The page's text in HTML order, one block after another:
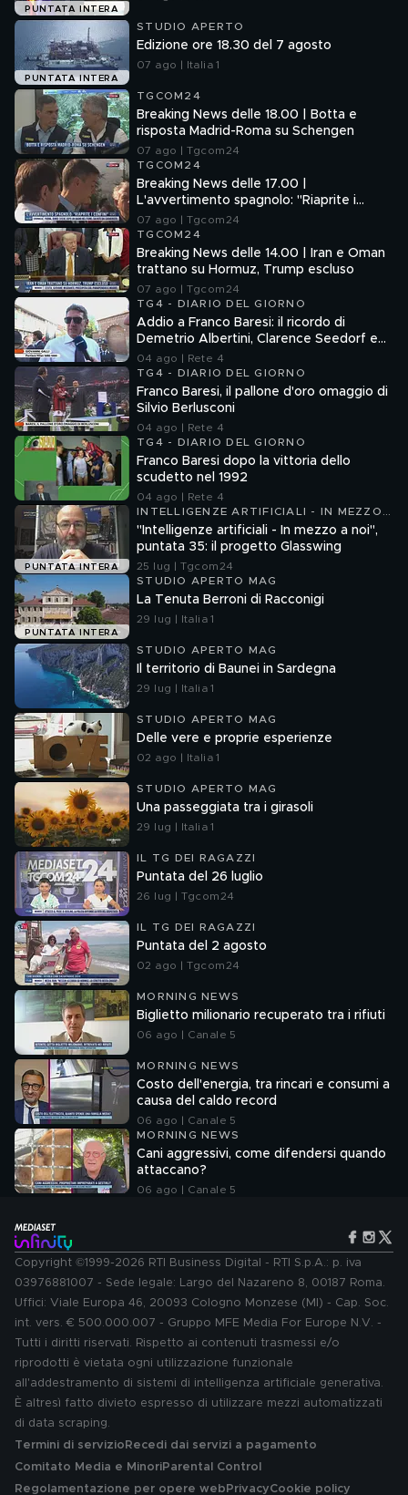
PUNTATA INTERA
PUNTATA INTERA
STUDIO APERTO
Edizione ore 18.30 del 7 agosto
07 ago | Italia 1
TGCOM24
Breaking News delle 18.00 | Botta e
risposta Madrid-Roma su Schengen
07 ago | Tgcom24
TGCOM24
Breaking News delle 17.00 |
L'avvertimento spagnolo: "Riaprite i
confini"
07 ago | Tgcom24
TGCOM24
Breaking News delle 14.00 | Iran e Oman
trattano su Hormuz, Trump escluso
07 ago | Tgcom24
TG4 - DIARIO DEL GIORNO
Addio a Franco Baresi: il ricordo di
Demetrio Albertini, Clarence Seedorf e
Giovanni Galli
04 ago | Rete 4
TG4 - DIARIO DEL GIORNO
Franco Baresi, il pallone d'oro omaggio di
Silvio Berlusconi
04 ago | Rete 4
TG4 - DIARIO DEL GIORNO
Franco Baresi dopo la vittoria dello
scudetto nel 1992
04 ago | Rete 4
PUNTATA INTERA
INTELLIGENZE ARTIFICIALI - IN MEZZO
A NOI
"Intelligenze artificiali - In mezzo a noi",
puntata 35: il progetto Glasswing
25 lug | Tgcom24
PUNTATA INTERA
STUDIO APERTO MAG
La Tenuta Berroni di Racconigi
29 lug | Italia 1
STUDIO APERTO MAG
Il territorio di Baunei in Sardegna
29 lug | Italia 1
STUDIO APERTO MAG
Delle vere e proprie esperienze
02 ago | Italia 1
STUDIO APERTO MAG
Una passeggiata tra i girasoli
29 lug | Italia 1
IL TG DEI RAGAZZI
Puntata del 26 luglio
26 lug | Tgcom24
IL TG DEI RAGAZZI
Puntata del 2 agosto
02 ago | Tgcom24
MORNING NEWS
Biglietto milionario recuperato tra i rifiuti
06 ago | Canale 5
MORNING NEWS
Costo dell'energia, tra rincari e consumi a
causa del caldo record
06 ago | Canale 5
MORNING NEWS
Cani aggressivi, come difendersi quando
attaccano?
06 ago | Canale 5
Copyright ©1999-2026 RTI Business Digital - RTI S.p.A.: p. iva
03976881007 - Sede legale: Largo del Nazareno 8, 00187 Roma.
Uffici: Viale Europa 46, 20093 Cologno Monzese (MI) - Cap. Soc.
int. vers. € 500.000.007 - Gruppo MFE Media For Europe N.V. -
Tutti i diritti riservati. Rispetto ai contenuti trasmessi e/o
riprodotti è vietata ogni utilizzazione funzionale
all'addestramento di sistemi di intelligenza artificiale generativa.
È altresì fatto divieto espresso di utilizzare mezzi automatizzati
di data scraping.
Termini di servizio Recedi dai servizi a pagamento
Comitato Media e MinoriParental Control
Regolamentazione per opere web PrivacyCookie policy